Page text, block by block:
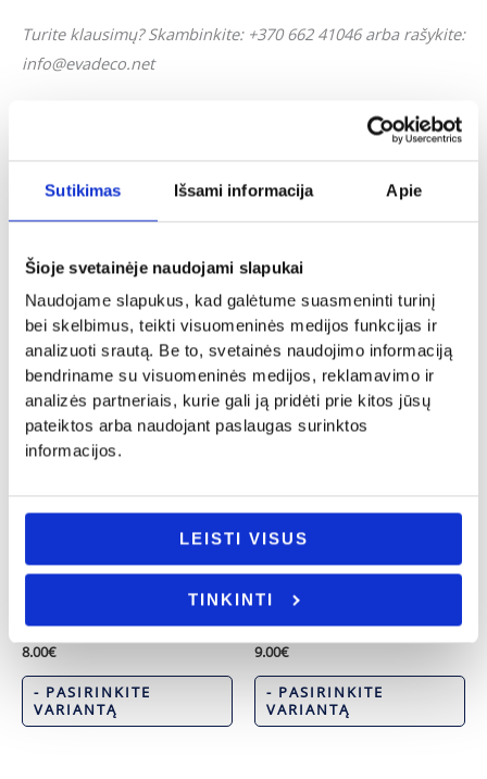
Sutikimas Išsami informacija Apie
Šioje svetainėje naudojami slapukai
Naudojame slapukus, kad galėtume suasmeninti turinį
bei skelbimus, teikti visuomeninės medijos funkcijas ir
analizuoti srautą. Be to, svetainės naudojimo informaciją
bendriname su visuomeninės medijos, reklamavimo ir
analizės partneriais, kurie gali ją pridėti prie kitos jūsų
pateiktos arba naudojant paslaugas surinktos
informacijos.
LEISTI VISUS
TINKINTI
Turite klausimų? Skambinkite: +370 662 41046 arba rašykite:
info@evadeco.net
Jei svetainėje neradote Jus dominančios informacijos ar Jus
domina individualus užsakymas, galite mums užduoti
Panašūs produktai
Mamos diena
Pirkinių maišelis „Močiutė žino
geriausia”
8.00€
- PASIRINKITE
VARIANTĄ
Mamos diena
Šaukšteliai dekoruoti modelinu
„Mamos dienos proga”
9.00€
- PASIRINKITE
VARIANTĄ